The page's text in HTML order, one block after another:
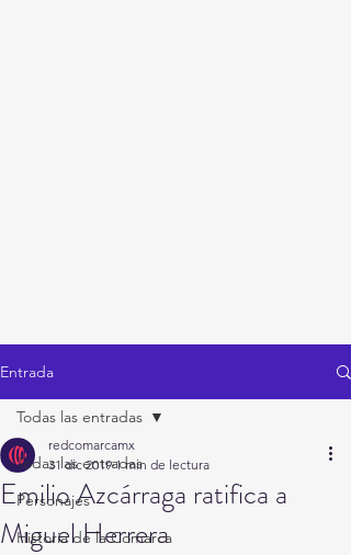
Entrada
Todas las entradas
Personajes
Historia de la Comarca
Todas las entradas
Emilio Azcárraga ratifica a
Miguel Herrera
redcomarcamx
31 dic 2019 1 min de lectura